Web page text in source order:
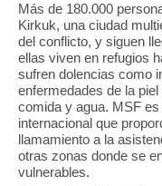
Más de 180.000
Kirkuk, una ciudad
del conflicto, y siguen
ellas viven en refugios
sufren dolencias como
enfermedades de la
comida y agua. MSF
internacional que
llamamiento a la
otras zonas donde se
vulnerables.